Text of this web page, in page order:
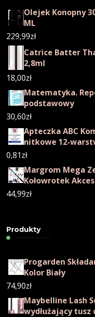
Olejek Konopny
ML
229,99zł
Catrice Batter
2,8ml
18,00zł
Matematyka.
podstawowy
30,60zł
Apteczka ABC
nitkowe 12-
0,81zł
Margrom Mega
Kołowrotek
44,99zł
Produkty
Progarden
Kolor Biały
74,90zł
Maybelline Lash
wydłużający tusz